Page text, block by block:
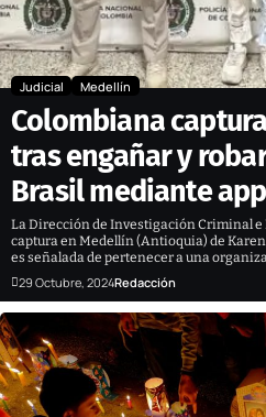
Judicial Medellín
Colombiana
tras engañar y
Brasil mediante
La Dirección de Investigación Criminal e
captura en Medellín (Antioquia) de
es señalada de pertenecer a una
29 Octubre, 2024Redacción